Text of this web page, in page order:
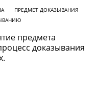
ПРЕДМЕТ ДОКАЗЫВАНИЯ
предмета
доказывания